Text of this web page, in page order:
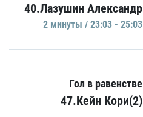
40.Лазушин Александр
2 минуты / 23:03 - 25:03
Гол в равенстве
47.Кейн Кори(2)